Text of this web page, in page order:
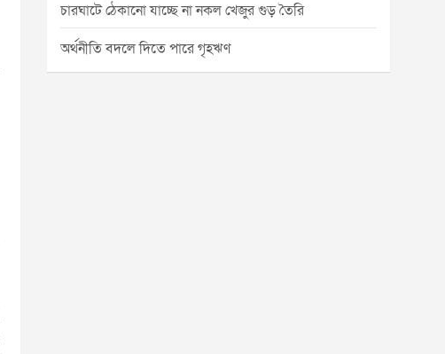
চারঘাটে ঠেকানো যাচ্ছে না নকল খেজুর গুড় তৈরি
অর্থনীতি বদলে দিতে পারে গৃহঋণ